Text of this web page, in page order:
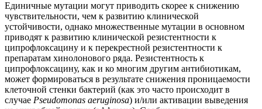
Единичные мутации могут приводить скорее к снижению
чувствительности, чем к развитию клинической
устойчивости, однако множественные мутации в основном
приводят к развитию клинической резистентности к
ципрофлоксацину и к перекрестной резистентности к
препаратам хинолонового ряда. Резистентность к
ципрофлоксацину, как и ко многим другим антибиотикам,
может формироваться в результате снижения проницаемости
клеточной стенки бактерий (как это часто происходит в
случае Pseudomonas aeruginosa) и/или активации выведения